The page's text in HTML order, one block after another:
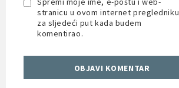
stranicu u ovom internet pregledniku
za sljedeći put kada budem
komentirao.